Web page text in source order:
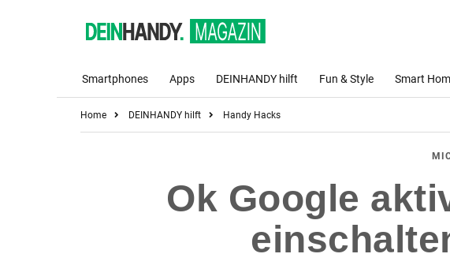
Smartphones Apps DEINHANDY hilft Fun & Style Smart
Home DEINHANDY hilft Handy Hacks
Ok Google